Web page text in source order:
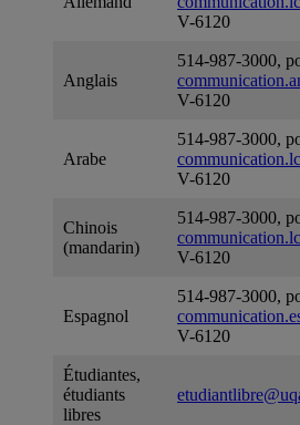
V-6120
Anglais
514-987-3000,
V-6120
Arabe
514-987-3000,
V-6120
Chinois
(mandarin)
514-987-3000,
V-6120
Espagnol
514-987-3000,
V-6120
Étudiantes,
étudiants
libres